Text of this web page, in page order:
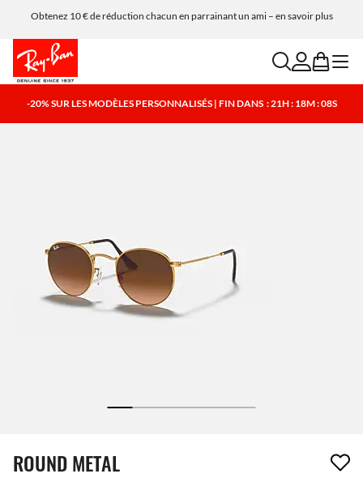
Obtenez 10 € de réduction chacun en parrainant un ami – en savoir plus
searchaccount
bag menu
-20% SUR LES MODÈLES PERSONNALISÉS | FIN DANS : 21H : 18M : 08S
1 article a été retiré de votre liste de souhaits
ROUND METAL